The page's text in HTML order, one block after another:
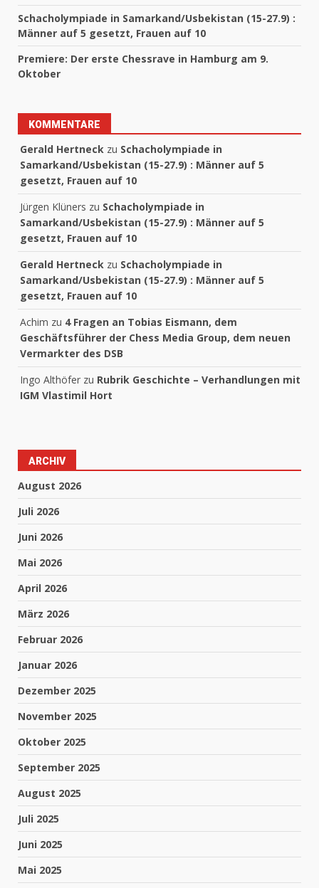
Schacholympiade in Samarkand/Usbekistan (15-27.9) :
Männer auf 5 gesetzt, Frauen auf 10
Premiere: Der erste Chessrave in Hamburg am 9.
Oktober
KOMMENTARE
Gerald Hertneck zu Schacholympiade in
Samarkand/Usbekistan (15-27.9) : Männer auf 5
gesetzt, Frauen auf 10
Jürgen Klüners zu Schacholympiade in
Samarkand/Usbekistan (15-27.9) : Männer auf 5
gesetzt, Frauen auf 10
Gerald Hertneck zu Schacholympiade in
Samarkand/Usbekistan (15-27.9) : Männer auf 5
gesetzt, Frauen auf 10
Achim zu 4 Fragen an Tobias Eismann, dem
Geschäftsführer der Chess Media Group, dem neuen
Vermarkter des DSB
Ingo Althöfer zu Rubrik Geschichte – Verhandlungen mit
IGM Vlastimil Hort
ARCHIV
August 2026
Juli 2026
Juni 2026
Mai 2026
April 2026
März 2026
Februar 2026
Januar 2026
Dezember 2025
November 2025
Oktober 2025
September 2025
August 2025
Juli 2025
Juni 2025
Mai 2025